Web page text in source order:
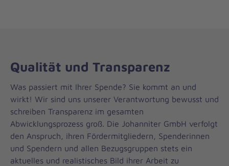
Qualität und Transparenz
Was passiert mit Ihrer Spende? Sie kommt an und
wirkt! Wir sind uns unserer Verantwortung bewusst und
schreiben Transparenz im gesamten
Abwicklungsprozess groß. Die Johanniter GmbH verfolgt
den Anspruch, ihren Fördermitgliedern, Spenderinnen
und Spendern und allen Bezugsgruppen stets ein
aktuelles und realistisches Bild ihrer Arbeit zu